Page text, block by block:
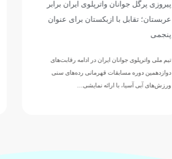
پیروزی پرگل جوانان واترپلوی ایران برابر
عربستان؛ تقابل با ازبکستان برای عنوان
پنجمی
تیم ملی واترپلوی جوانان ایران در ادامه رقابت‌های
دوازدهمین دوره مسابقات قهرمانی رده‌های سنی
ورزش‌های آبی آسیا، با ارائه نمایشی…